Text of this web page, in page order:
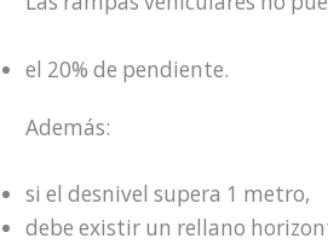
el 20% de pendiente.
Además:
si el desnivel supera 1 metro,
debe existir un rellano